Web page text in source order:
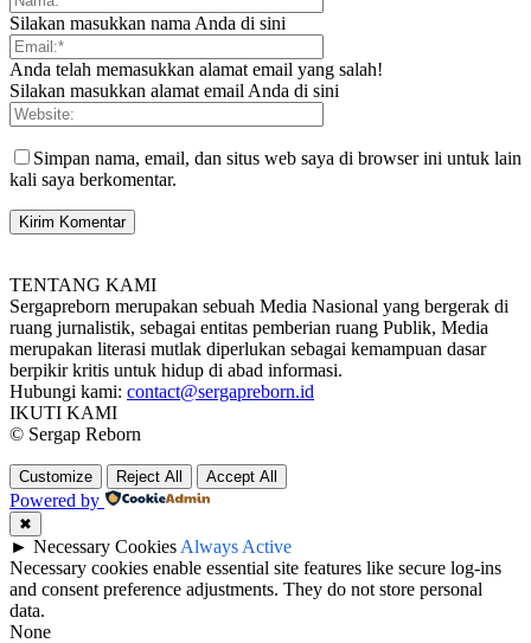
Silakan masukkan nama Anda di sini
Anda telah memasukkan alamat email yang salah!
Silakan masukkan alamat email Anda di sini
Simpan nama, email, dan situs web saya di browser ini untuk lain
kali saya berkomentar.
TENTANG KAMI
Sergapreborn merupakan sebuah Media Nasional yang bergerak di
ruang jurnalistik, sebagai entitas pemberian ruang Publik, Media
merupakan literasi mutlak diperlukan sebagai kemampuan dasar
berpikir kritis untuk hidup di abad informasi.
Hubungi kami: contact@sergapreborn.id
IKUTI KAMI
© Sergap Reborn
Customize Reject All Accept All
Powered by
✖
► Necessary Cookies Always Active
Necessary cookies enable essential site features like secure log-ins
and consent preference adjustments. They do not store personal
data.
None